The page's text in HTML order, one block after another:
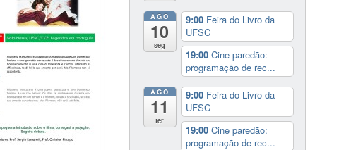
AGO
10
seg
9:00 Feira do Livro da
UFSC
19:00 Cine paredão:
programação de rec...
AGO
11
ter
9:00 Feira do Livro da
UFSC
19:00 Cine paredão:
programação de rec...